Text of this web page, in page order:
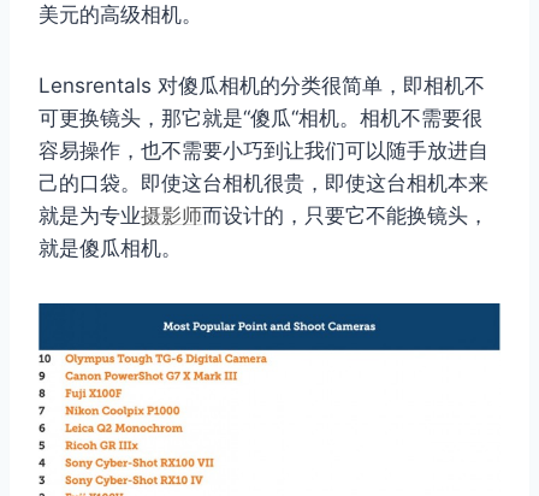
美元的高级相机。
Lensrentals 对傻瓜相机的分类很简单，即相机不
可更换镜头，那它就是“傻瓜“相机。相机不需要很
容易操作，也不需要小巧到让我们可以随手放进自
己的口袋。即使这台相机很贵，即使这台相机本来
就是为专业摄影师而设计的，只要它不能换镜头，
就是傻瓜相机。